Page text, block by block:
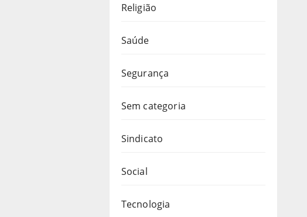
Religião
Saúde
Segurança
Sem categoria
Sindicato
Social
Tecnologia